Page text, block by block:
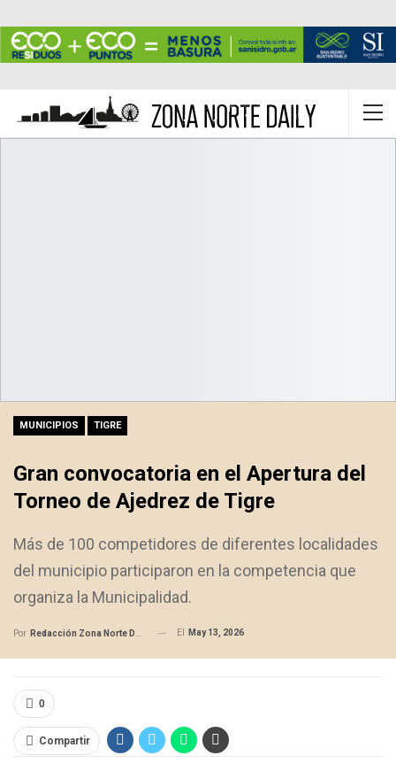
MUNICIPIOS TIGRE
Gran convocatoria en el Apertura del
Torneo de Ajedrez de Tigre
Más de 100 competidores de diferentes localidades
del municipio participaron en la competencia que
organiza la Municipalidad.
Por Redacción Zona Norte Daily El May 13, 2026
0
Compartir